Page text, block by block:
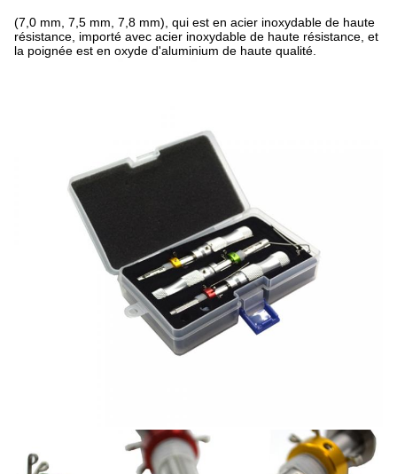
(7,0 mm, 7,5 mm, 7,8 mm), qui est en acier inoxydable de haute
résistance, importé avec acier inoxydable de haute résistance, et
la poignée est en oxyde d'aluminium de haute qualité.